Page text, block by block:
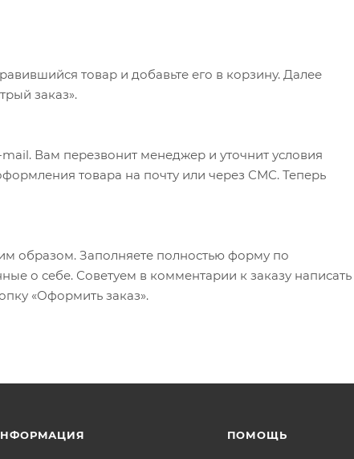
товар и добавьте его в корзину. Далее
заказ».
Вам перезвонит менеджер и уточнит условия
товара на почту или через СМС. Теперь
образом. Заполняете полностью форму по
о себе. Советуем в комментарии к заказу написать
«Оформить заказ».
ПОМОЩЬ